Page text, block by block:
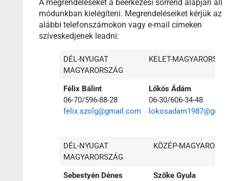
A megrendeléseket a beérkezési sorrend alapján áll
módunkban kielégíteni. Megrendeléseiket kérjük az
alábbi telefonszámokon vagy e-mail címeken
szíveskedjenek leadni:
DÉL-NYUGAT
MAGYARORSZÁG
KELET-
Félix Bálint
06-70/596-88-28
felix.szolg@gmail.com
Lőkös Ádám
06-30/606-34-48
DÉL-NYUGAT
MAGYARORSZÁG
KÖZÉP-
Sebestyén Dénes
Szőke Gyula